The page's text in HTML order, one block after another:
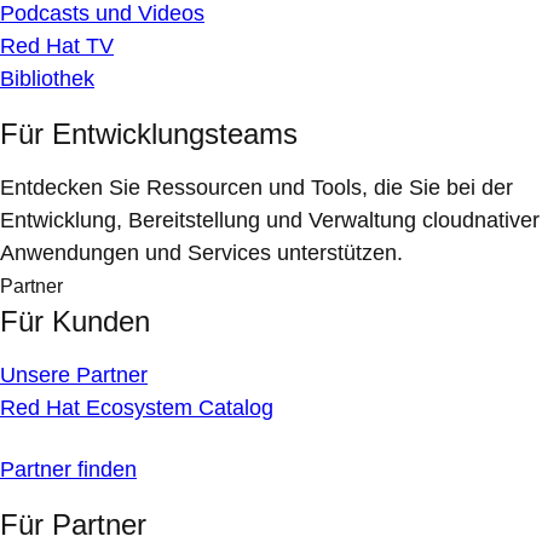
Podcasts und Videos
Red Hat TV
Bibliothek
Für Entwicklungsteams
Entdecken Sie Ressourcen und Tools, die Sie bei der
Entwicklung, Bereitstellung und Verwaltung cloudnativer
Anwendungen und Services unterstützen.
Partner
Für Kunden
Unsere Partner
Red Hat Ecosystem Catalog
Partner finden
Für Partner